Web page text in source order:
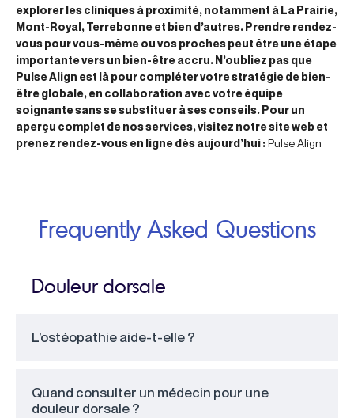
explorer les cliniques à proximité, notamment à La Prairie,
Mont-Royal, Terrebonne et bien d’autres. Prendre rendez-
vous pour vous-même ou vos proches peut être une étape
importante vers un bien-être accru. N’oubliez pas que
Pulse Align est là pour compléter votre stratégie de bien-
être globale, en collaboration avec votre équipe
soignante sans se substituer à ses conseils. Pour un
aperçu complet de nos services, visitez notre site web et
prenez rendez-vous en ligne dès aujourd’hui :Pulse Align
Frequently Asked Questions
Douleur dorsale
L’ostéopathie aide-t-elle ?
Quand consulter un médecin pour une
douleur dorsale ?